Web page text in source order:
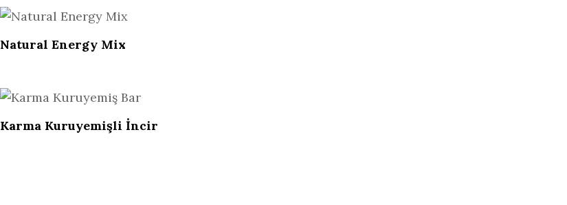
Natural Energy Mix
Karma Kuruyemişli İncir